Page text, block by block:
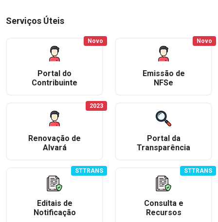
Serviços Úteis
Portal do
Contribuinte
Novo
Emissão de
NFSe
Novo
Renovação de
Alvará
2023
Portal da
Transparência
Editais de
Notificação
STTRANS
Consulta e
Recursos
STTRANS